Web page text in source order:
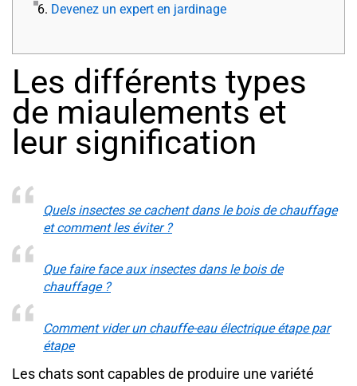
6. Devenez un expert en jardinage
Les différents types
de miaulements et
leur signification
Quels insectes se cachent dans le bois de chauffage
et comment les éviter ?
Que faire face aux insectes dans le bois de
chauffage ?
Comment vider un chauffe-eau électrique étape par
étape
Les chats sont capables de produire une variété